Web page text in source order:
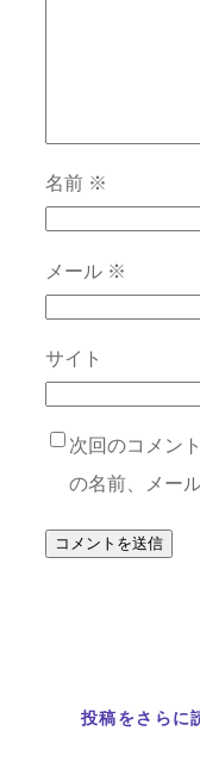
名前 ※
メール ※
サイト
次回のコメン
の名前、メー
投稿をさらに